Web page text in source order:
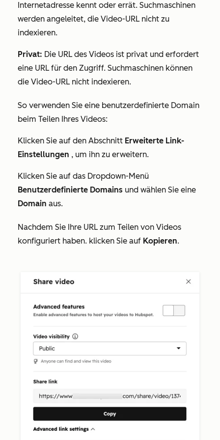
Internetadresse kennt oder errät. Suchmaschinen
werden angeleitet, die Video-URL nicht zu
indexieren.
Privat: Die URL des Videos ist privat und erfordert
eine URL für den Zugriff. Suchmaschinen können
die Video-URL nicht indexieren.
So verwenden Sie eine benutzerdefinierte Domain
beim Teilen Ihres Videos:
Klicken Sie auf den Abschnitt Erweiterte Link-
Einstellungen , um ihn zu erweitern.
Klicken Sie auf das Dropdown-Menü
Benutzerdefinierte Domains und wählen Sie eine
Domain aus.
Nachdem Sie Ihre URL zum Teilen von Videos
konfiguriert haben. klicken Sie auf Kopieren.